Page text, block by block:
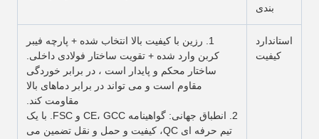
بندی
استاندارد
کیفیت
1. رزین با کیفیت بالا انتخاب شده + پارچه فیبر
کربن وارد شده + تقویت ساختار فولادی داخلی.
ساختار محکم و پایدار است ، در برابر خوردگی
مقاوم است و می تواند در برابر دماهای بالا
مقاومت کند.
2. انطباق جهانی: گواهینامه CE، GCC و FSC. با یک
تیم حرفه ای QC، کیفیت و حمل و نقل تضمین می